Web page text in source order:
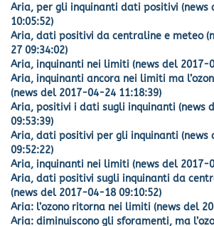
Aria, per gli inquinanti dati positivi (news
10:05:52)
Aria, dati positivi da centraline e meteo
27 09:34:02)
Aria, inquinanti nei limiti (news del 2017-
Aria, inquinanti ancora nei limiti ma
(news del 2017-04-24 11:18:39)
Aria, positivi i dati sugli inquinanti (news
09:53:39)
Aria, dati positivi per gli inquinanti (news
09:52:22)
Aria, inquinanti nei limiti (news del 2017-
Aria, dati positivi sugli inquinanti da
(news del 2017-04-18 09:10:52)
Aria: l’ozono ritorna nei limiti (news del
Aria: diminuiscono gli sforamenti, ma